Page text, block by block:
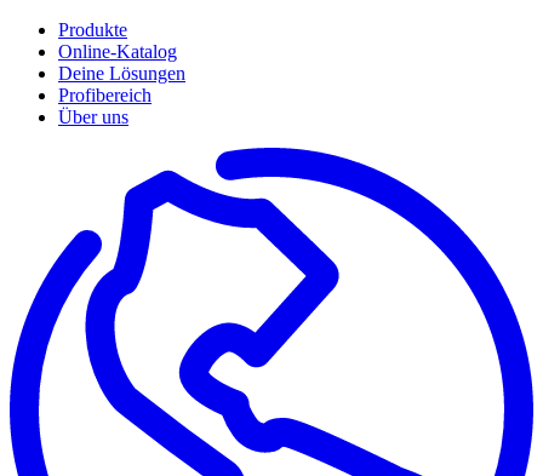
Produkte
Online-Katalog
Deine Lösungen
Profibereich
Über uns